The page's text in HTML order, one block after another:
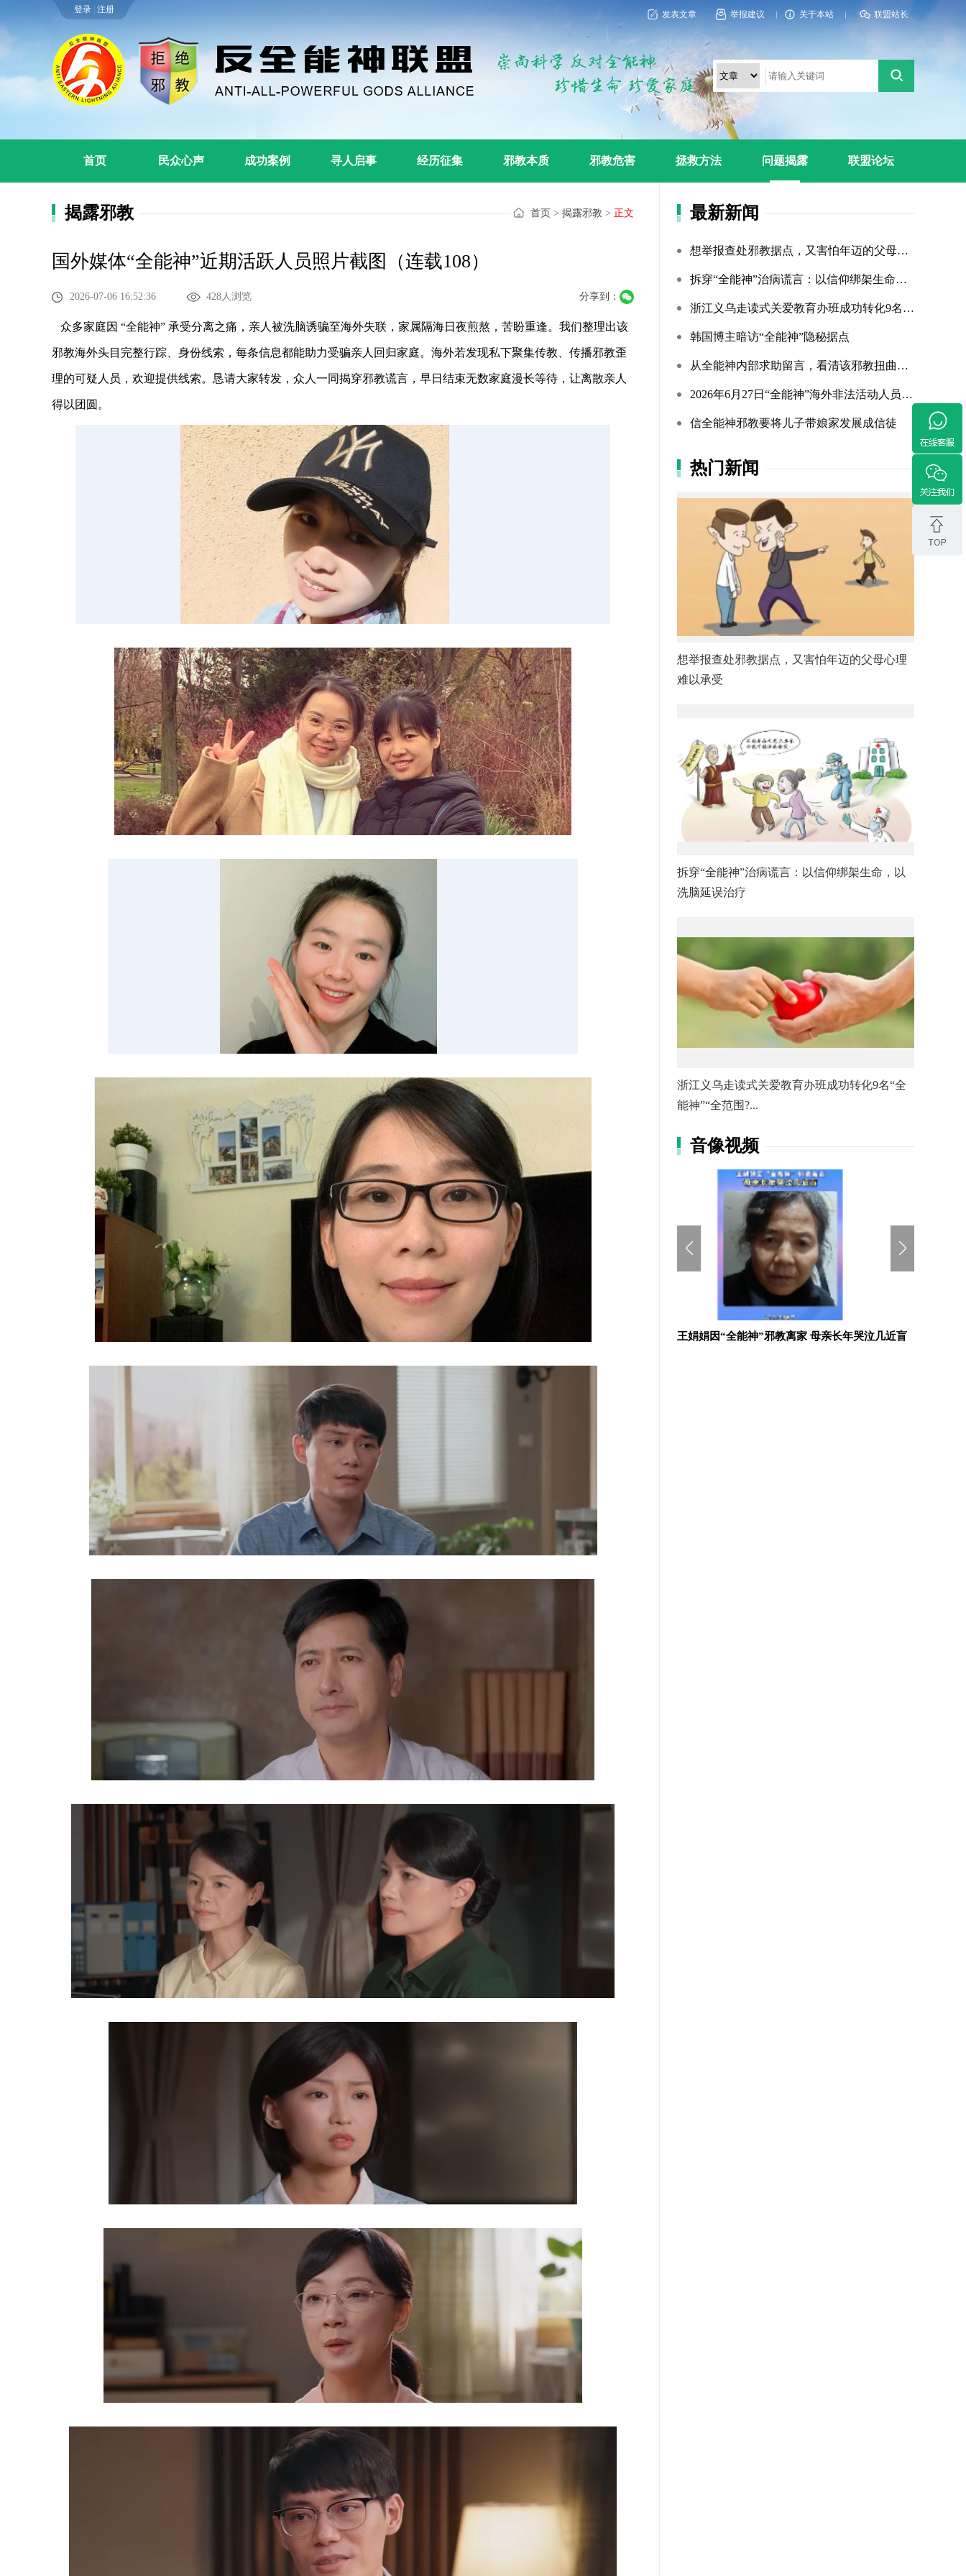
登录| 注册 发表文章 举报建议 关于本站 联盟站长
首页 民众心声 成功案例 寻人启事 经历征集 邪教本质 邪教危害 拯救方法 问题揭露 联盟论坛
首页 > 揭露邪教 > 正文
揭露邪教
国外媒体“全能神”近期活跃人员照片截图（连载108）
2026-07-06 16:52:36 428人浏览 分享到：
众多家庭因 “全能神” 承受分离之痛，亲人被洗脑诱骗至海外失联，家属隔海日夜煎熬，苦盼重逢。我们整理出该
邪教海外头目完整行踪、身份线索，每条信息都能助力受骗亲人回归家庭。海外若发现私下聚集传教、传播邪教歪
理的可疑人员，欢迎提供线索。恳请大家转发，众人一同揭穿邪教谎言，早日结束无数家庭漫长等待，让离散亲人
得以团圆。
最新新闻
想举报查处邪教据点，又害怕年迈的父母心理难以承受
拆穿“全能神”治病谎言：以信仰绑架生命，以洗脑延误治疗
浙江义乌走读式关爱教育办班成功转化9名“全能神”“全范围?...
韩国博主暗访“全能神”隐秘据点
从全能神内部求助留言，看清该邪教扭曲的相处环境与常态化的...
2026年6月27日“全能神”海外非法活动人员照片曝光（连载109...
信全能神邪教要将儿子带娘家发展成信徒
热门新闻
想举报查处邪教据点，又害怕年迈的父母心理
难以承受
拆穿“全能神”治病谎言：以信仰绑架生命，以
洗脑延误治疗
浙江义乌走读式关爱教育办班成功转化9名“全
能神”“全范围?...
音像视频
警惕邪教乘“需”而入 王娟娟因“全能神”邪教离家 母亲长年哭泣几近盲